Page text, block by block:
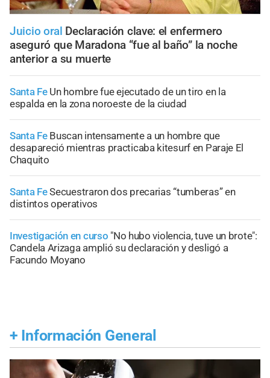
Juicio oral Declaración clave: el enfermero
aseguró que Maradona “fue al baño” la noche
anterior a su muerte
Santa Fe Un hombre fue ejecutado de un tiro en la
espalda en la zona noroeste de la ciudad
Santa Fe Buscan intensamente a un hombre que
desapareció mientras practicaba kitesurf en Paraje El
Chaquito
Santa FeSecuestraron dos precarias “tumberas” en
distintos operativos
Investigación en curso "No hubo violencia, tuve un brote":
Candela Arizaga amplió su declaración y desligó a
Facundo Moyano
+ Información General